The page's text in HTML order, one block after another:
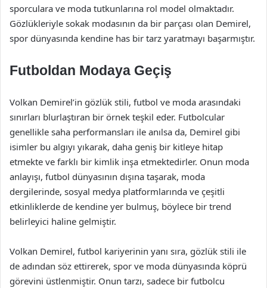
sporculara ve moda tutkunlarına rol model olmaktadır.
Gözlükleriyle sokak modasının da bir parçası olan Demirel,
spor dünyasında kendine has bir tarz yaratmayı başarmıştır.
Futboldan Modaya Geçiş
Volkan Demirel’in gözlük stili, futbol ve moda arasındaki
sınırları blurlaştıran bir örnek teşkil eder. Futbolcular
genellikle saha performansları ile anılsa da, Demirel gibi
isimler bu algıyı yıkarak, daha geniş bir kitleye hitap
etmekte ve farklı bir kimlik inşa etmektedirler. Onun moda
anlayışı, futbol dünyasının dışına taşarak, moda
dergilerinde, sosyal medya platformlarında ve çeşitli
etkinliklerde de kendine yer bulmuş, böylece bir trend
belirleyici haline gelmiştir.
Volkan Demirel, futbol kariyerinin yanı sıra, gözlük stili ile
de adından söz ettirerek, spor ve moda dünyasında köprü
görevini üstlenmiştir. Onun tarzı, sadece bir futbolcu